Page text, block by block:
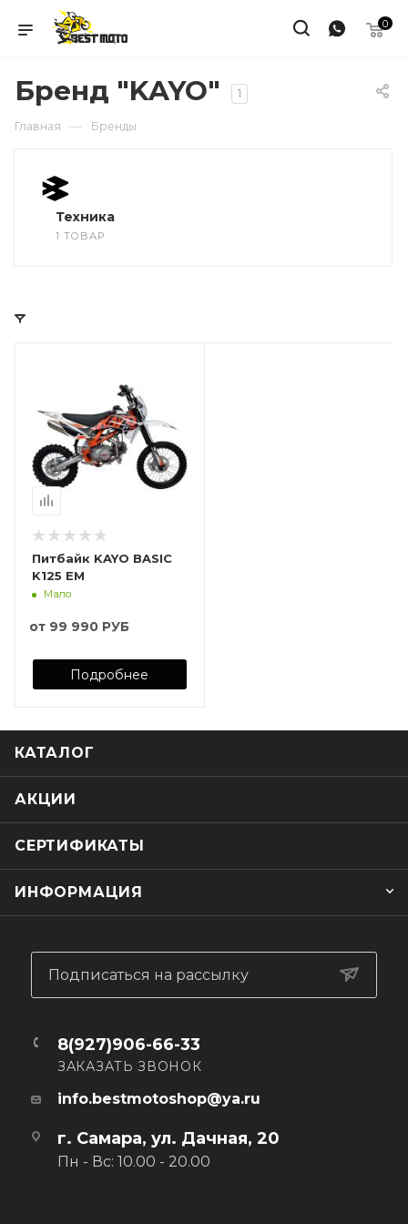
0
Бренд "KAYO" 1
Главная — Бренды
Техника
1 ТОВАР
Питбайк KAYO BASIC
K125 EM
Мало
от 99 990 РУБ
Подробнее
КАТАЛОГ
АКЦИИ
СЕРТИФИКАТЫ
ИНФОРМАЦИЯ
г. Самара, ул. Дачная, 20
Пн - Вс: 10.00 - 20.00
Подписаться на рассылку
8(927)906-66-33
ЗАКАЗАТЬ ЗВОНОК
info.bestmotoshop@ya.ru